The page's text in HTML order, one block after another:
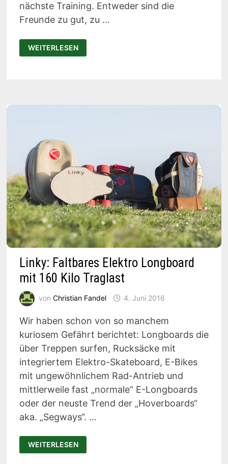
nächste Training. Entweder sind die
Freunde zu gut, zu …
TRAINERBOT:
TISCHTENNIS-
ROBOTER
WEITERLESEN
Linky: Faltbares Elektro Longboard
mit 160 Kilo Traglast
von Christian Fandel 4. Juni 2016
Wir haben schon von so manchem
kuriosem Gefährt berichtet: Longboards die
über Treppen surfen, Rucksäcke mit
integriertem Elektro-Skateboard, E-Bikes
mit ungewöhnlichem Rad-Antrieb und
mittlerweile fast „normale“ E-Longboards
oder der neuste Trend der „Hoverboards“
aka. „Segways“. …
LINKY:
FALTBARES
ELEKTRO
WEITERLESEN